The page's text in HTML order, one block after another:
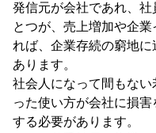
発信元が会社であれ、
とつが、売上増加や企
れば、企業存続の窮地
あります。
社会人になって間もな
った使い方が会社に損
する必要があります。